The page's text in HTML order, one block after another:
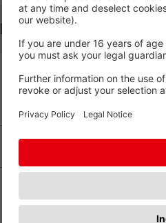
Downloads
NOM.
GELEIDERDOORSNEDE
10 mm²